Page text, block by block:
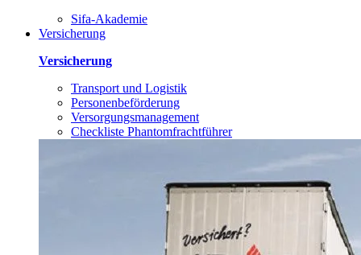
Sifa-Akademie
Versicherung
Versicherung
Transport und Logistik
Personenbeförderung
Versorgungsmanagement
Checkliste Phantomfrachtführer